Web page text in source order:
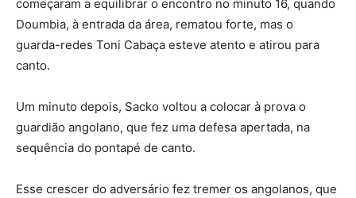
começaram a equilibrar o encontro no minuto 16, quando
Doumbia, à entrada da área, rematou forte, mas o
guarda-redes Toni Cabaça esteve atento e atirou para
canto.
Um minuto depois, Sacko voltou a colocar à prova o
guardião angolano, que fez uma defesa apertada, na
sequência do pontapé de canto.
Esse crescer do adversário fez tremer os angolanos, que